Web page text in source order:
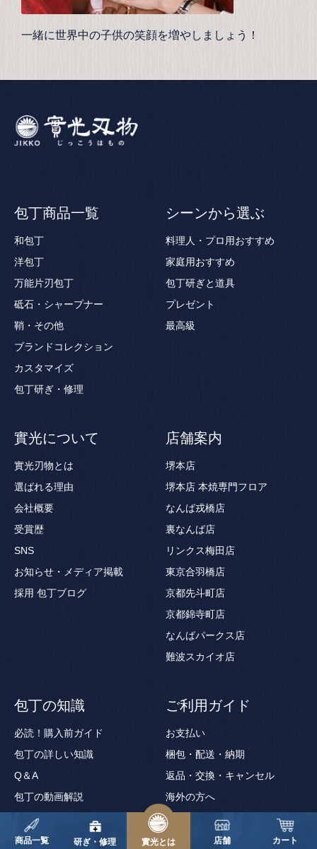
一緒に世界中の子供の笑顔を増やしましょう！
包丁商品一覧
和包丁
洋包丁
万能片刃包丁
砥石・シャープナー
鞘・その他
ブランドコレクション
カスタマイズ
包丁研ぎ・修理
シーンから選ぶ
料理人・プロ用おすすめ
家庭用おすすめ
包丁研ぎと道具
プレゼント
最高級
實光について
實光刃物とは
選ばれる理由
会社概要
受賞歴
SNS
お知らせ・メディア掲載
採用 包丁ブログ
店舗案内
堺本店
堺本店 本焼専門フロア
なんば戎橋店
裏なんば店
リンクス梅田店
東京合羽橋店
京都先斗町店
京都錦寺町店
なんばパークス店
難波スカイオ店
包丁の知識
必読！購入前ガイド
包丁の詳しい知識
Q＆A
包丁の動画解説
包丁用語集
ご利用ガイド
お支払い
梱包・配送・納期
返品・交換・キャンセル
海外の方へ
ギフトサービス
ギフト券の使い方
商品一覧 研ぎ・修理 實光とは 店舗 カート